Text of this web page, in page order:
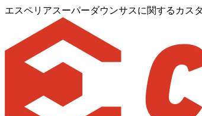
エスペリアスーパーダウンサスに関するカス